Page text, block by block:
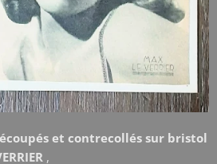
et contrecollés sur bristol
,